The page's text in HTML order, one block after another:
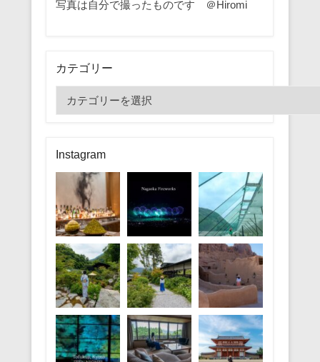
写真は自分で撮ったものです ＠Hiromi
カテゴリー
テ
リ
ー
Instagram